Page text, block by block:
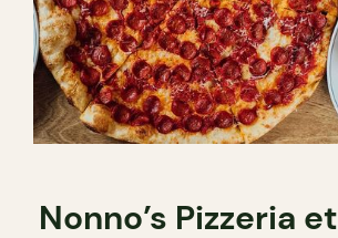
Nonno’s Pizzeria et